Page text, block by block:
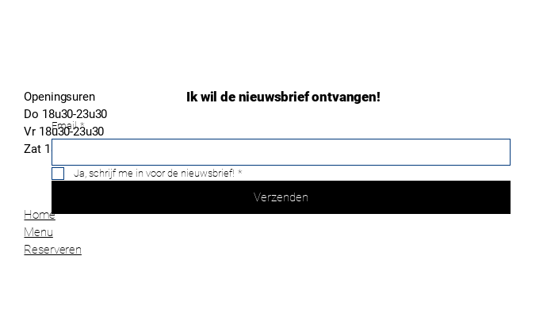
Openingsuren
Do 18u30-23u30
Vr 18u30-23u30
Zat 18u30-23u30
Home
Menu
Reserveren
Ik wil de nieuwsbrief ontvangen!
Email *
Ja, schrijf me in voor de nieuwsbrief! *
Verzenden